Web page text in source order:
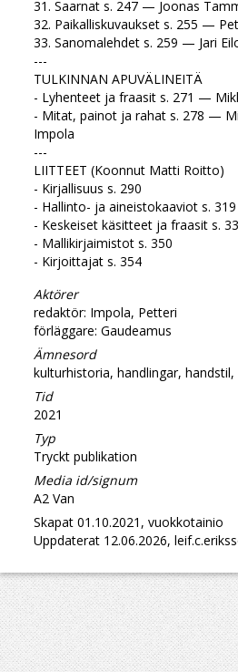
31. Saarnat s. 247 — Joonas
32. Paikalliskuvaukset s. 255 —
33. Sanomalehdet s. 259 — Jari
---
TULKINNAN APUVÄLINEITÄ
- Lyhenteet ja fraasit s. 271 —
- Mitat, painot ja rahat s. 278 —
Impola
---
LIITTEET (Koonnut Matti Roitto)
- Kirjallisuus s. 290
- Hallinto- ja aineistokaaviot s. 319
- Keskeiset käsitteet ja fraasit s.
- Mallikirjaimistot s. 350
- Kirjoittajat s. 354
Aktörer
redaktör: Impola, Petteri
förläggare: Gaudeamus
Ämnesord
kulturhistoria, handlingar,
Tid
2021
Typ
Tryckt publikation
Media id/signum
A2 Van
Skapat 01.10.2021, vuokkotainio
Uppdaterat 12.06.2026,